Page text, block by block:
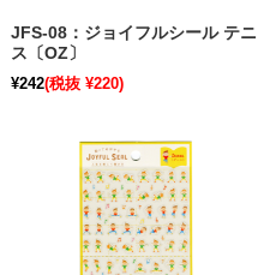
JFS-08：ジョイフルシール テニ
ス〔OZ〕
¥242(税抜 ¥220)